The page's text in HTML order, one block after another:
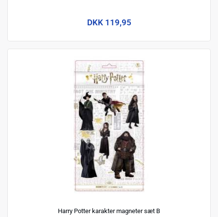
DKK 119,95
Harry Potter karakter magneter sæt B